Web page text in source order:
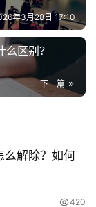
程度和卖家数
，想要靠代销，
拍一个然后改
担心滞销。
年3月28日 17:10
区别？
下一篇
么解除？如何
420